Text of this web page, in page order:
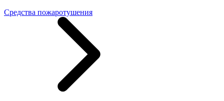
Средства пожаротушения